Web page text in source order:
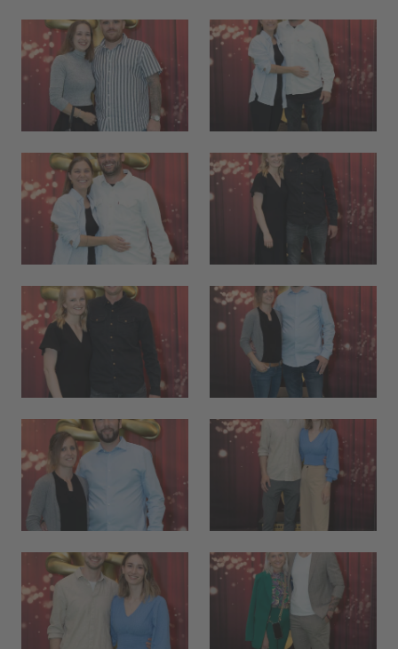
Hallo, ich bin Bob!
Dein Assistent für Bildung, Hotellerie,
Sport und alles rund um den CAMPUS